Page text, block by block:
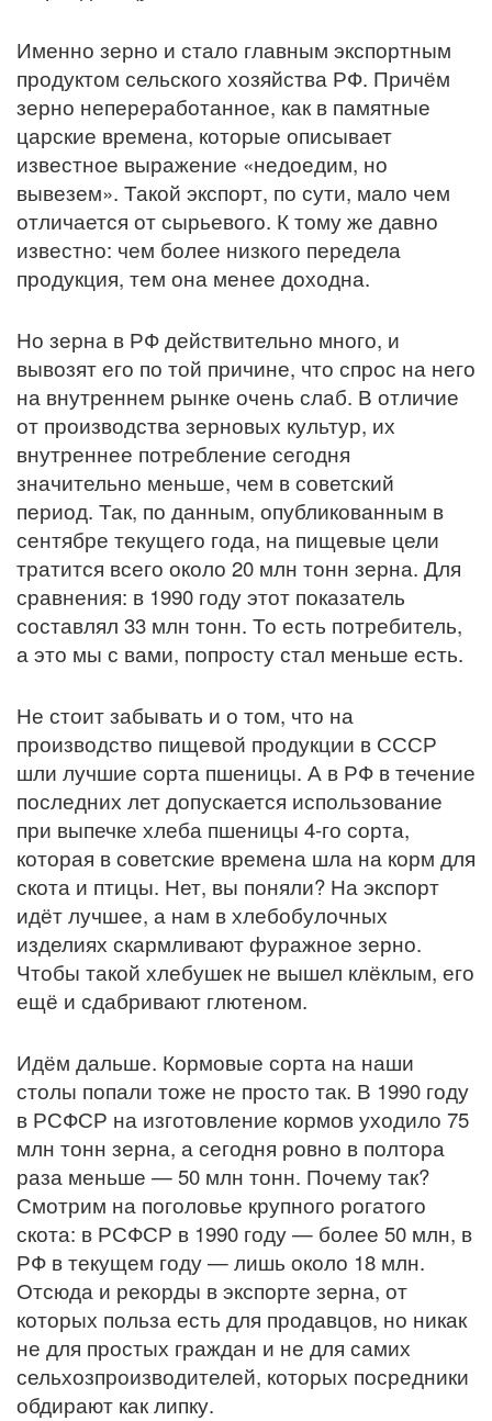
Именно зерно и стало главным экспортным
продуктом сельского хозяйства РФ. Причём
зерно непереработанное, как в памятные
царские времена, которые описывает
известное выражение «недоедим, но
вывезем». Такой экспорт, по сути, мало чем
отличается от сырьевого. К тому же давно
известно: чем более низкого передела
продукция, тем она менее доходна.
Но зерна в РФ действительно много, и
вывозят его по той причине, что спрос на него
на внутреннем рынке очень слаб. В отличие
от производства зерновых культур, их
внутреннее потребление сегодня
значительно меньше, чем в советский
период. Так, по данным, опубликованным в
сентябре текущего года, на пищевые цели
тратится всего около 20 млн тонн зерна. Для
сравнения: в 1990 году этот показатель
составлял 33 млн тонн. То есть потребитель,
а это мы с вами, попросту стал меньше есть.
Не стоит забывать и о том, что на
производство пищевой продукции в СССР
шли лучшие сорта пшеницы. А в РФ в течение
последних лет допускается использование
при выпечке хлеба пшеницы 4-го сорта,
которая в советские времена шла на корм для
скота и птицы. Нет, вы поняли? На экспорт
идёт лучшее, а нам в хлебобулочных
изделиях скармливают фуражное зерно.
Чтобы такой хлебушек не вышел клёклым, его
ещё и сдабривают глютеном.
Идём дальше. Кормовые сорта на наши
столы попали тоже не просто так. В 1990 году
в РСФСР на изготовление кормов уходило 75
млн тонн зерна, а сегодня ровно в полтора
раза меньше — 50 млн тонн. Почему так?
Смотрим на поголовье крупного рогатого
скота: в РСФСР в 1990 году — более 50 млн, в
РФ в текущем году — лишь около 18 млн.
Отсюда и рекорды в экспорте зерна, от
которых польза есть для продавцов, но никак
не для простых граждан и не для самих
сельхозпроизводителей, которых посредники
обдирают как липку.